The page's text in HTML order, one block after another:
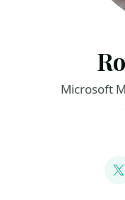
Microsoft